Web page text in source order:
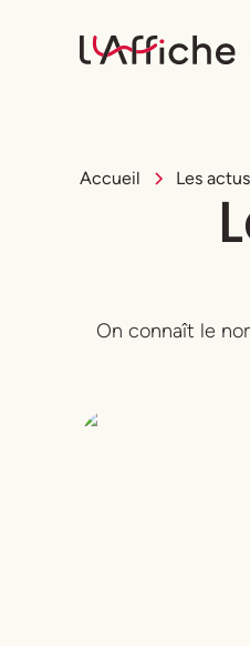
Accueil Les actus
On connaît le